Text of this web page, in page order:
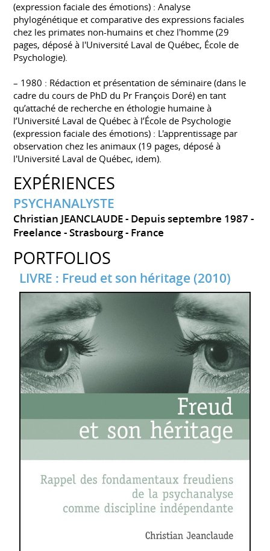
(expression faciale des émotions) : Analyse
phylogénétique et comparative des expressions faciales
chez les primates non-humains et chez l'homme (29
pages, déposé à l'Université Laval de Québec, École de
Psychologie).
– 1980 : Rédaction et présentation de séminaire (dans le
cadre du cours de PhD du Pr François Doré) en tant
qu’attaché de recherche en éthologie humaine à
l’Université Laval de Québec à l’École de Psychologie
(expression faciale des émotions) : L'apprentissage par
observation chez les animaux (19 pages, déposé à
l'Université Laval de Québec, idem).
EXPÉRIENCES
PSYCHANALYSTE
Christian JEANCLAUDE
Depuis septembre 1987
Freelance
Strasbourg France
PORTFOLIOS
LIVRE : Freud et son héritage (2010)